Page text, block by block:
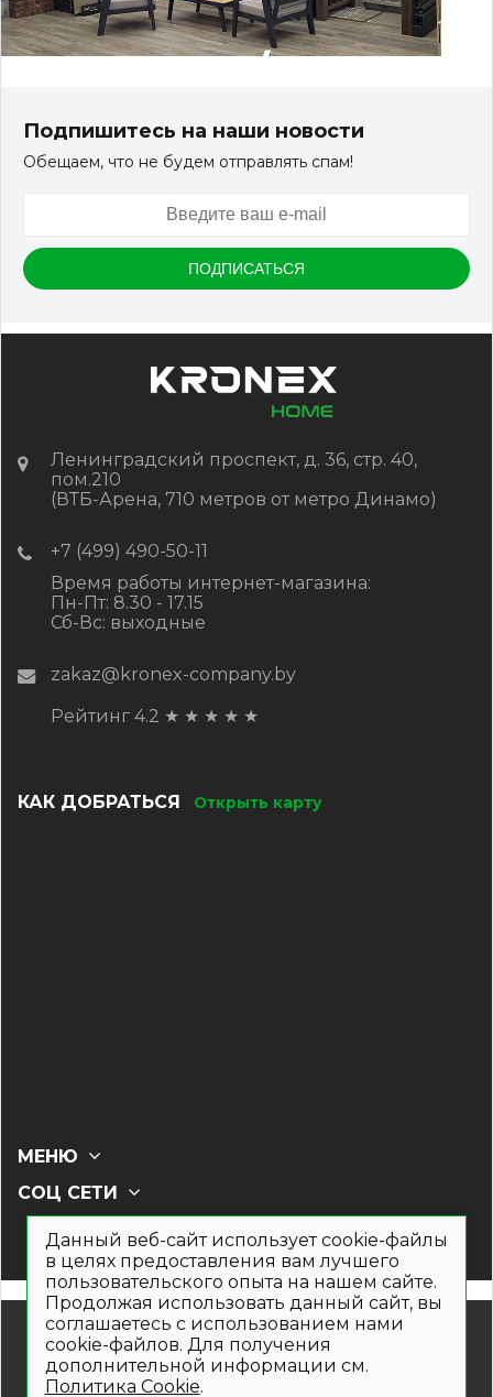
Подпишитесь на наши новости
Обещаем, что не будем отправлять спам!
Ленинградский проспект, д. 36, стр. 40,
пом.210
(ВТБ-Арена, 710 метров от метро Динамо)
+7 (499) 490-50-11
Время работы интернет-магазина:
Пн-Пт: 8.30 - 17.15
Сб-Вс: выходные
zakaz@kronex-company.by
Рейтинг 4.2 ★ ★ ★ ★ ★
КАК ДОБРАТЬСЯ Открыть карту
СОЦ СЕТИ
МЕНЮ
© 2019- 2026. Общество с ограниченной ответственностью
«Кронекс»
Информация на сайте носит рекламно-информационный
характер и не является публичной офертой. Для получения
Данный веб-сайт использует cookie-файлы
в целях предоставления вам лучшего
пользовательского опыта на нашем сайте.
Продолжая использовать данный сайт, вы
соглашаетесь с использованием нами
cookie-файлов. Для получения
дополнительной информации см.
Политика Cookie.